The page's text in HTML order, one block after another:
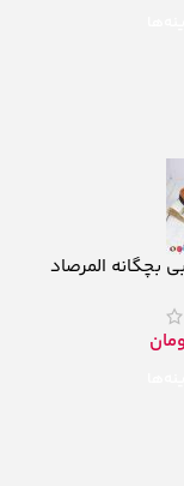
بچگانه المرصاد